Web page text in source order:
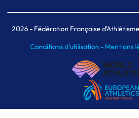
Meeting de Paris
MAIF Ekiden de
2026- Fédération Française
Conditions d'utilisation - Mentions